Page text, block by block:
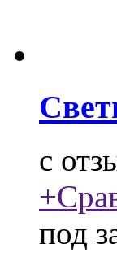
c
+
под